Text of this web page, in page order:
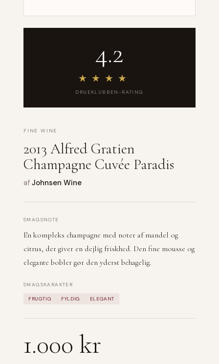
4.2
★ ★ ★ ★
DRUEKLUBBEN-RATING
FINE WINE
2013 Alfred Gratien
Champagne Cuvée Paradis
af Johnsen Wine
SMAGSNOTE
En kompleks champagne med noter af mandel og
citrus, der giver en dejlig friskhed. Den fine mousse og
elegante bobler gør den yderst behagelig.
SMAGSKARAKTER
FRUGTIG FYLDIG ELEGANT
1.000 kr